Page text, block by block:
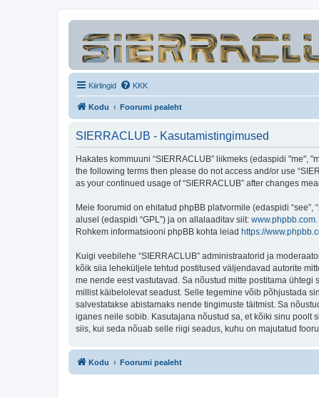
Kiirlingid KKK
Kodu Foorumi pealeht
SIERRACLUB - Kasutamistingimused
Hakates kommuuni “SIERRACLUB” liikmeks (edaspidi "me",
the following terms then please do not access and/or use
as your continued usage of “SIERRACLUB” after changes
Meie foorumid on ehitatud phpBB platvormile (edaspidi “see”,
alusel (edaspidi “GPL”) ja on allalaaditav siit: www.phpbb.com
Rohkem informatsiooni phpBB kohta leiad https://
Kuigi veebilehe “SIERRACLUB” administraatorid ja
kõik siia leheküljele tehtud postitused väljendavad autorite
me nende eest vastutavad. Sa nõustud mitte postitama
millist käibelolevat seadust. Selle tegemine võib põhjustada
salvestatakse abistamaks nende tingimuste täitmist. Sa
iganes neile sobib. Kasutajana nõustud sa, et kõiki sinu poolt
siis, kui seda nõuab selle riigi seadus, kuhu on majutatud
Kodu Foorumi pealeht